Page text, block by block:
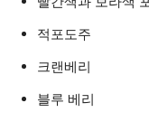
적포도주
크랜베리
블루 베리